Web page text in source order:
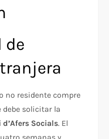
de
no residente compre
debe solicitar la
Socials. El